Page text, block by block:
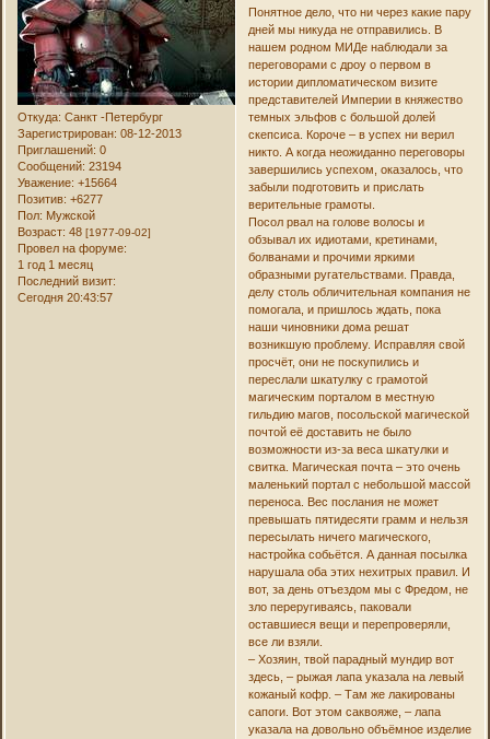
Откуда: Санкт -Петербург
Зарегистрирован: 08-12-2013
Приглашений: 0
Сообщений: 23194
Уважение: +15664
Позитив: +6277
Пол: Мужской
Возраст: 48[1977-09-02]
Провел на форуме:
1 год 1 месяц
Последний визит:
Сегодня 20:43:57
Понятное дело, что ни через какие пару
дней мы никуда не отправились. В
нашем родном МИДе наблюдали за
переговорами с дроу о первом в
истории дипломатическом визите
представителей Империи в княжество
темных эльфов с большой долей
скепсиса. Короче – в успех ни верил
никто. А когда неожиданно переговоры
завершились успехом, оказалось, что
забыли подготовить и прислать
верительные грамоты.
Посол рвал на голове волосы и
обзывал их идиотами, кретинами,
болванами и прочими яркими
образными ругательствами. Правда,
делу столь обличительная компания не
помогала, и пришлось ждать, пока
наши чиновники дома решат
возникшую проблему. Исправляя свой
просчёт, они не поскупились и
переслали шкатулку с грамотой
магическим порталом в местную
гильдию магов, посольской магической
почтой её доставить не было
возможности из-за веса шкатулки и
свитка. Магическая почта – это очень
маленький портал с небольшой массой
переноса. Вес послания не может
превышать пятидесяти грамм и нельзя
пересылать ничего магического,
настройка собьётся. А данная посылка
нарушала оба этих нехитрых правил. И
вот, за день отъездом мы с Фредом, не
зло переругиваясь, паковали
оставшиеся вещи и перепроверяли,
все ли взяли.
– Хозяин, твой парадный мундир вот
здесь, – рыжая лапа указала на левый
кожаный кофр. – Там же лакированы
сапоги. Вот этом саквояже, – лапа
указала на довольно объёмное изделие